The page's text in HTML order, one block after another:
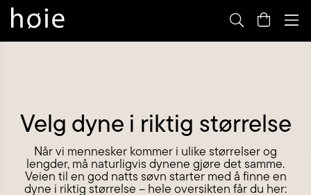
Velg dyne i riktig størrelse
Når vi mennesker kommer i ulike størrelser og
lengder, må naturligvis dynene gjøre det samme.
Veien til en god natts søvn starter med å finne en
dyne i riktig størrelse – hele oversikten får du her: